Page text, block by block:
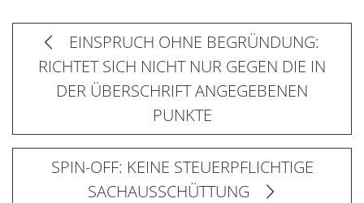
EINSPRUCH OHNE BEGRÜNDUNG:
RICHTET SICH NICHT NUR GEGEN DIE IN
DER ÜBERSCHRIFT ANGEGEBENEN
PUNKTE
SPIN-OFF: KEINE STEUERPFLICHTIGE
SACHAUSSCHÜTTUNG